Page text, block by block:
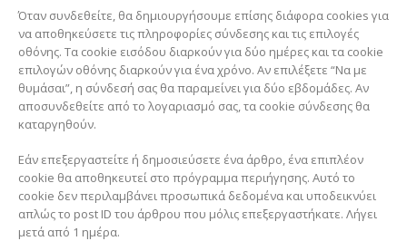
Όταν συνδεθείτε, θα δημιουργήσουμε επίσης διάφορα cookies για
να αποθηκεύσετε τις πληροφορίες σύνδεσης και τις επιλογές
οθόνης. Τα cookie εισόδου διαρκούν για δύο ημέρες και τα cookie
επιλογών οθόνης διαρκούν για ένα χρόνο. Αν επιλέξετε “Να με
θυμάσαι”, η σύνδεσή σας θα παραμείνει για δύο εβδομάδες. Αν
αποσυνδεθείτε από το λογαριασμό σας, τα cookie σύνδεσης θα
καταργηθούν.
Εάν επεξεργαστείτε ή δημοσιεύσετε ένα άρθρο, ένα επιπλέον
cookie θα αποθηκευτεί στο πρόγραμμα περιήγησης. Αυτό το
cookie δεν περιλαμβάνει προσωπικά δεδομένα και υποδεικνύει
απλώς το post ID του άρθρου που μόλις επεξεργαστήκατε. Λήγει
μετά από 1 ημέρα.